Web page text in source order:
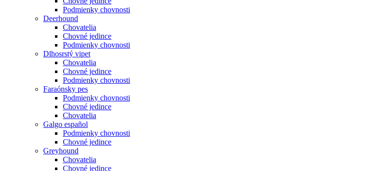
Podmienky chovnosti
Deerhound
Chovatelia
Chovné jedince
Podmienky chovnosti
Dlhosrstý vipet
Chovatelia
Chovné jedince
Podmienky chovnosti
Faraónsky pes
Podmienky chovnosti
Chovné jedince
Chovatelia
Galgo español
Podmienky chovnosti
Chovné jedince
Greyhound
Chovatelia
Chovné jedince